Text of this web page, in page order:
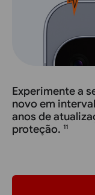
Experimente a
novo em
anos de
proteção. 11